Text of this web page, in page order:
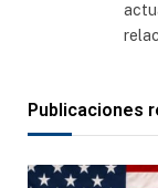
Publicaciones